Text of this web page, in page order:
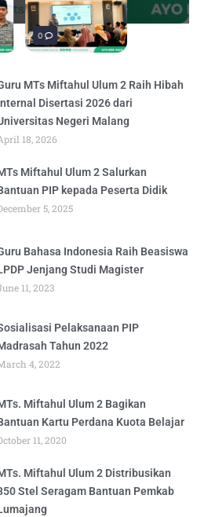
Baik
Baik
0
MTs Miftahul Ulum 2 Raih Hibah
Disertasi 2026 dari
Negeri Malang
18, 2026
Miftahul Ulum 2 Salurkan
PIP kepada Peserta Didik
5, 2025
Bahasa Indonesia Raih Beasiswa
Jenjang Studi Magister
11, 2023
Pelaksanaan PIP
Tahun 2022
4, 2022
Miftahul Ulum 2 Bagikan
Kartu Perdana Kuota Belajar
11, 2020
Miftahul Ulum 2 Distribusikan
Stel Seragam Bantuan Pemkab